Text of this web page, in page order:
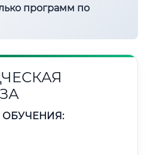
программ по